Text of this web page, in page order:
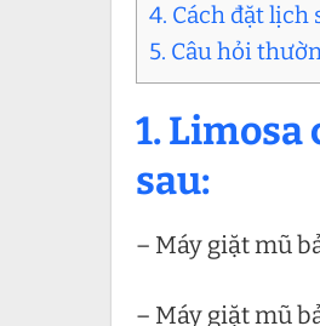
4. Cách đặt lịch
5. Câu hỏi
1.
sau:
– Máy giặt mũ
– Máy giặt mũ